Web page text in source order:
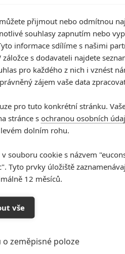
přijmout nebo odmítnou
souhlasy zapnutím nebo
informace sdílíme s našimi
s dodavateli najdete
pro každého z nich i vznést
zájem vaše data
pro tuto konkrétní stránku.
stránce s ochranou osobních
dolním rohu.
souboru cookie s názvem
Tyto prvky úložiště
12 měsíců.
vše
zeměpisné poloze